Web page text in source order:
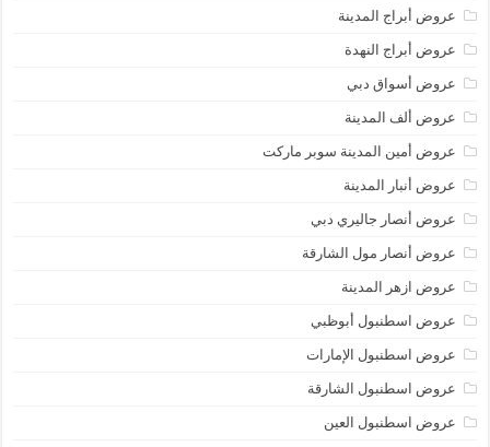
عروض أبراج المدينة
عروض أبراج النهدة
عروض أسواق دبي
عروض ألف المدينة
عروض أمين المدينة سوبر ماركت
عروض أنبار المدينة
عروض أنصار جاليري دبي
عروض أنصار مول الشارقة
عروض ازهر المدينة
عروض اسطنبول أبوظبي
عروض اسطنبول الإمارات
عروض اسطنبول الشارقة
عروض اسطنبول العين